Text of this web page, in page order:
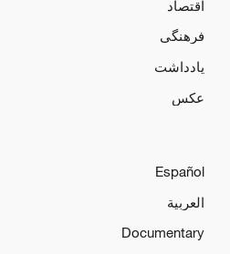
اقتصاد
فرهنگی
یادداشت
عکس
Español
العربية
Documentary